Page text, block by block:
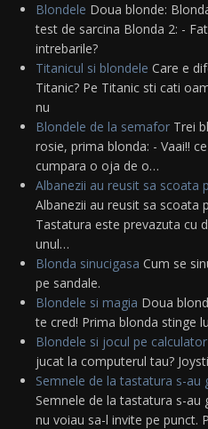
Blondele Doua blonde:
test de sarcina Blonda 2: -
intrebarile?
Titanicul si blondele Care e
Titanic? Pe Titanic sti cati
nu
Blondele de la semafor Trei
rosie, prima blonda: - Vaai!!
cumpara o oja de o…
Albanezii au reusit sa scoata
Albanezii au reusit sa scoata
Tastatura este prevazuta cu
unul…
Blonda sinucigasa Cum se
pe sandale.
Blondele si magia Doua
te cred! Prima blonda stinge
Blondele si jocul pe calculator
jucat la computerul tau?
Semnele de la tastatura s-au
Semnele de la tastatura s-
nu voiau sa-l invite pe punct.